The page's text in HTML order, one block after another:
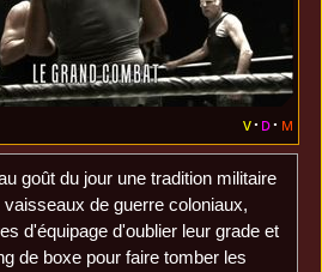
v d m
goût du jour une tradition militaire
de guerre coloniaux,
d'équipage d'oublier leur grade et
de boxe pour faire tomber les